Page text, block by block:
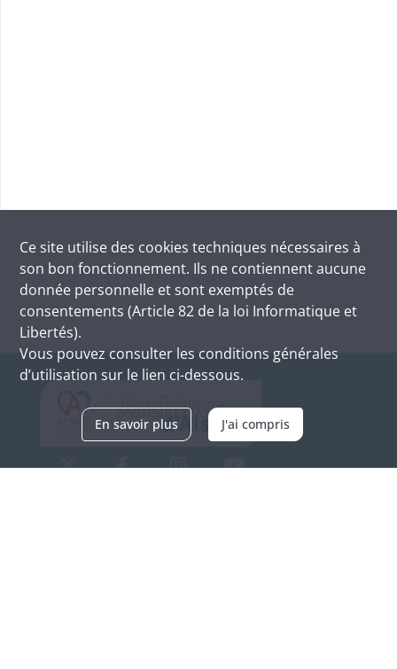
Ce site utilise des cookies techniques nécessaires à
son bon fonctionnement. Ils ne contiennent aucune
donnée personnelle et sont exemptés de
consentements (Article 82 de la loi Informatique et
Libertés).
Vous pouvez consulter les conditions générales
d’utilisation sur le lien ci-dessous.
En savoir plus J'ai compris